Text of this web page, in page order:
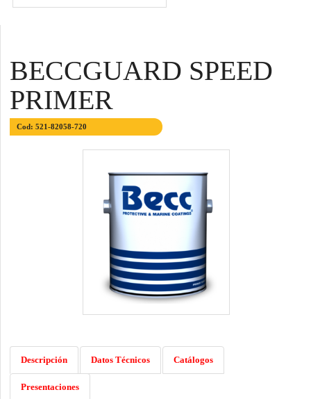
BECCGUARD SPEED
PRIMER
Cod: 521-82058-720
Descripción Datos Técnicos Catálogos
Presentaciones